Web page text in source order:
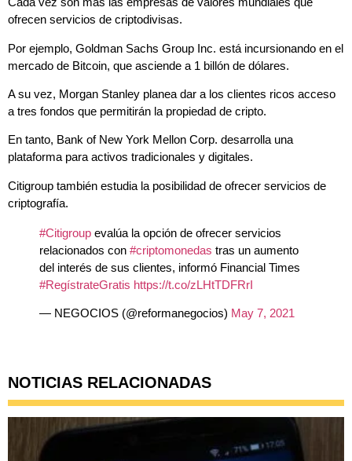
ofrecen servicios de criptodivisas.
Por ejemplo, Goldman Sachs Group Inc. está incursionando en el
mercado de Bitcoin, que asciende a 1 billón de dólares.
A su vez, Morgan Stanley planea dar a los clientes ricos acceso
a tres fondos que permitirán la propiedad de cripto.
En tanto, Bank of New York Mellon Corp. desarrolla una
plataforma para activos tradicionales y digitales.
Citigroup también estudia la posibilidad de ofrecer servicios de
criptografía.
#Citigroup evalúa la opción de ofrecer servicios
relacionados con #criptomonedas tras un aumento
del interés de sus clientes, informó Financial Times
#RegístrateGratis https://t.co/zLHtTDFRrI
— NEGOCIOS (@reformanegocios) May 7, 2021
NOTICIAS RELACIONADAS